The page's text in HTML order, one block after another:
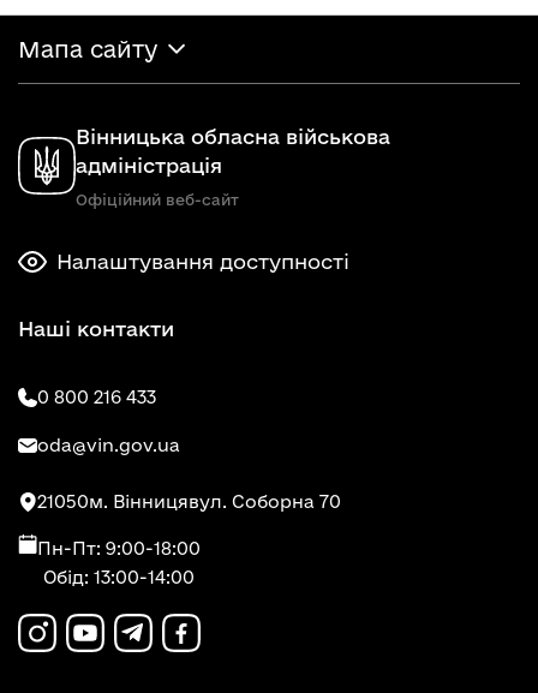
Мапа сайту
Вінницька обласна військова
адміністрація
Офіційний веб-сайт
Налаштування доступності
Наші контакти
0 800 216 433
oda@vin.gov.ua
21050м. Вінницявул. Соборна 70
Пн-Пт: 9:00-18:00
Обід: 13:00-14:00